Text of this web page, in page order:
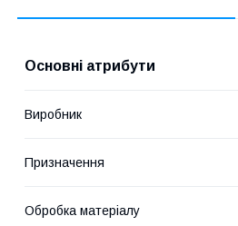
Основні атрибути
Виробник
Призначення
Обробка матеріалу